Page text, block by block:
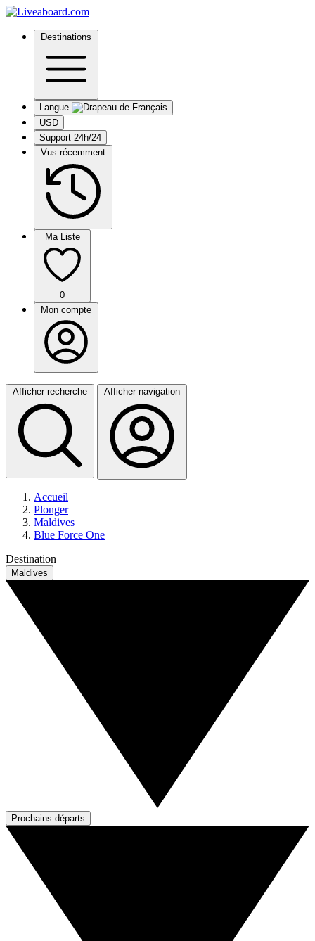
Destinations
Langue
USD
Support 24h/24
Vus récemment
Ma Liste
0
Mon compte
Afficher recherche Afficher navigation
Accueil
Plonger
Maldives
Blue Force One
Destination
Maldives
Prochains départs